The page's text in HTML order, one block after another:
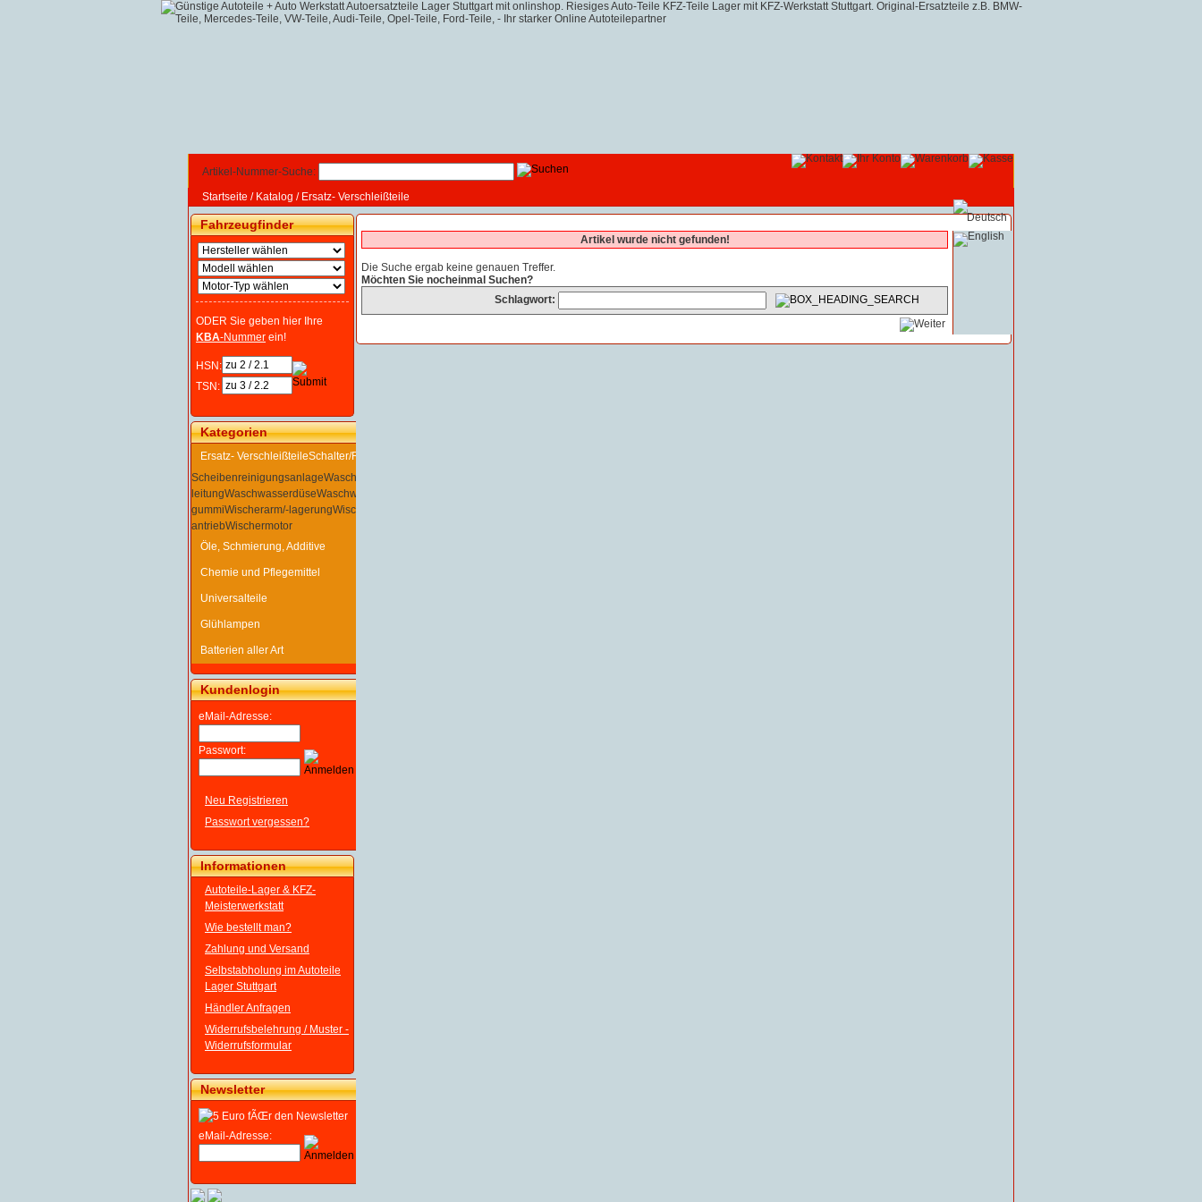
Artikel-Nummer-Suche:
Startseite / Katalog / Ersatz- Verschleißteile
Fahrzeugfinder
ODER Sie geben hier Ihre
KBA-Nummer ein!
HSN:
TSN:
Kategorien
Ersatz- VerschleißteileSchalter/Relais
ScheibenreinigungsanlageWaschwasserbeh./-
leitungWaschwasserdüseWaschwasserpumpe
gummiWischerarm/-lagerungWischergestänge/-
antriebWischermotor
Öle, Schmierung, Additive
Chemie und Pflegemittel
Universalteile
Glühlampen
Batterien aller Art
Kundenlogin
eMail-Adresse:
Passwort:
Neu Registrieren
Passwort vergessen?
Informationen
Autoteile-Lager & KFZ-
Meisterwerkstatt
Wie bestellt man?
Zahlung und Versand
Selbstabholung im Autoteile
Lager Stuttgart
Händler Anfragen
Widerrufsbelehrung / Muster -
Widerrufsformular
Newsletter
eMail-Adresse:
Artikel wurde nicht gefunden!
Die Suche ergab keine genauen Treffer.
Möchten Sie nocheinmal Suchen?
Schlagwort: